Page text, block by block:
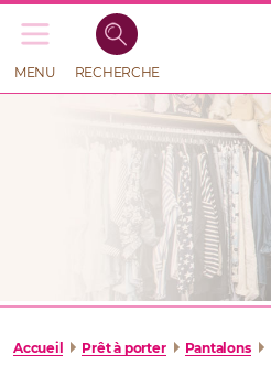
Recherche
de
MENU RECHERCHE
Accueil Prêt à porter Pantalons